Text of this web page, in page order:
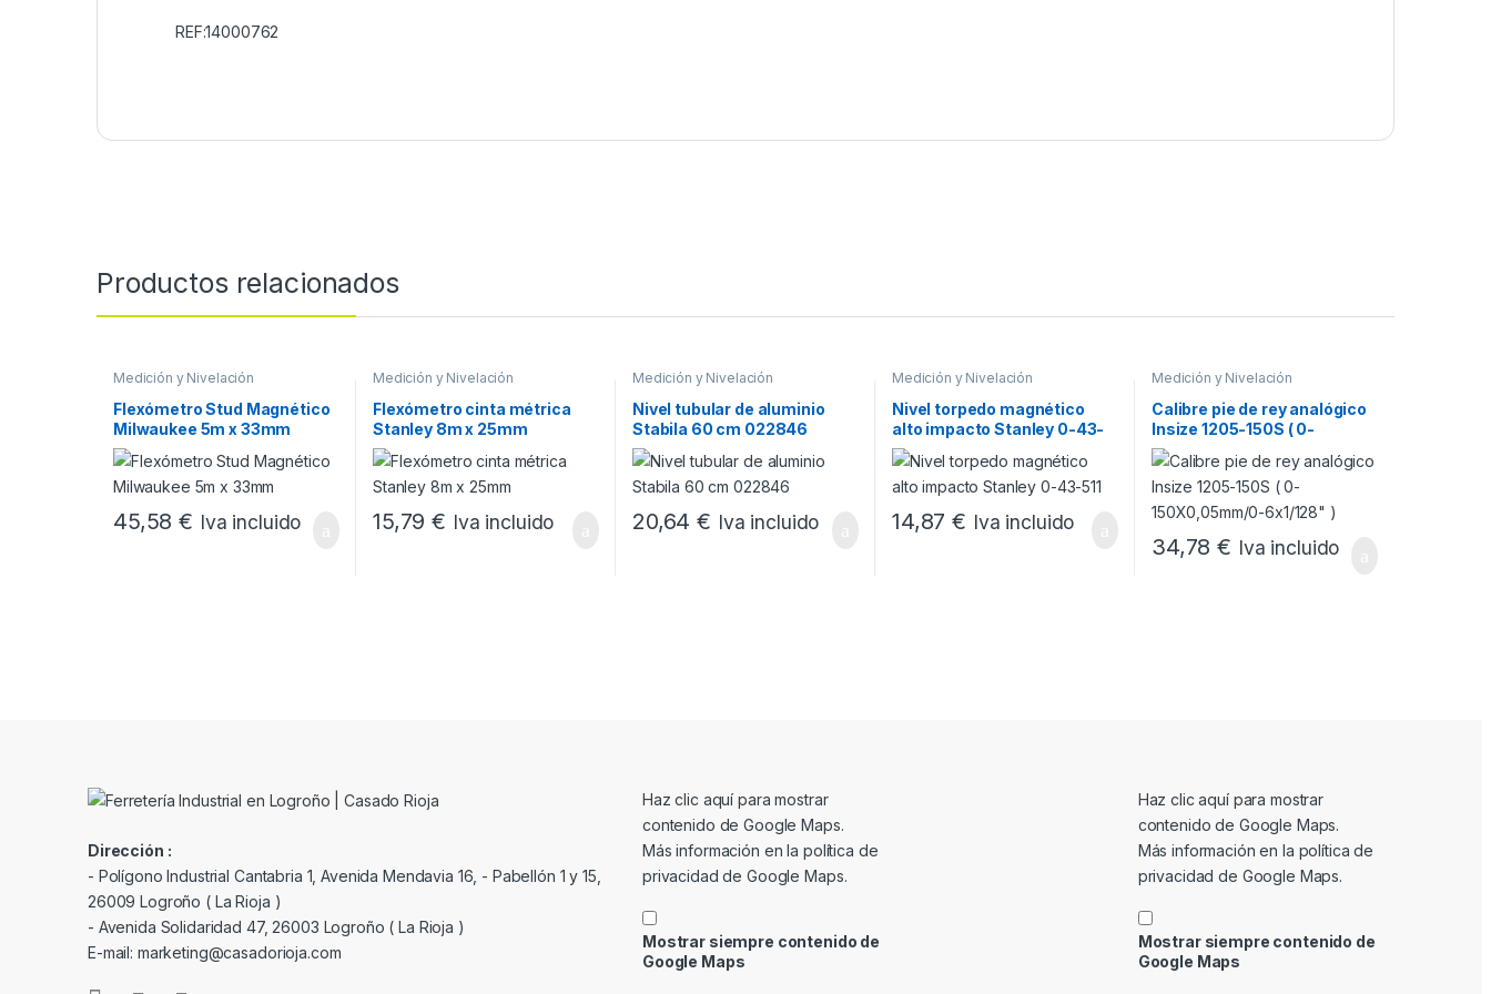
REF:14000762
Productos relacionados
Medición y Nivelación
Flexómetro Stud Magnético
Milwaukee 5m x 33mm
45,58€ Iva incluido
Medición y Nivelación
Flexómetro cinta métrica
Stanley 8m x 25mm
15,79€ Iva incluido
Medición y Nivelación
Nivel tubular de aluminio
Stabila 60 cm 022846
20,64€ Iva incluido
Medición y Nivelación
Nivel torpedo magnético
alto impacto Stanley 0-43-
511
14,87€ Iva incluido
Medición y Nivelación
Calibre pie de rey analógico
Insize 1205-150S ( 0-
150X0,05mm/0-6×1/128″ )
34,78€ Iva incluido
Dirección :
- Polígono Industrial Cantabria 1, Avenida Mendavia 16, - Pabellón 1 y 15,
26009 Logroño ( La Rioja )
- Avenida Solidaridad 47, 26003 Logroño ( La Rioja )
E-mail: marketing@casadorioja.com
Mostrar contenido de Google Maps
Haz clic aquí para mostrar
contenido de Google Maps.
Más información en la política de
privacidad de Google Maps.
Mostrar siempre contenido de
Google Maps
Mostrar contenido de Google Maps
Haz clic aquí para mostrar
contenido de Google Maps.
Más información en la política de
privacidad de Google Maps.
Mostrar siempre contenido de
Google Maps